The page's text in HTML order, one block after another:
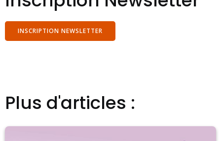
INSCRIPTION NEWSLETTER
Plus d'articles :